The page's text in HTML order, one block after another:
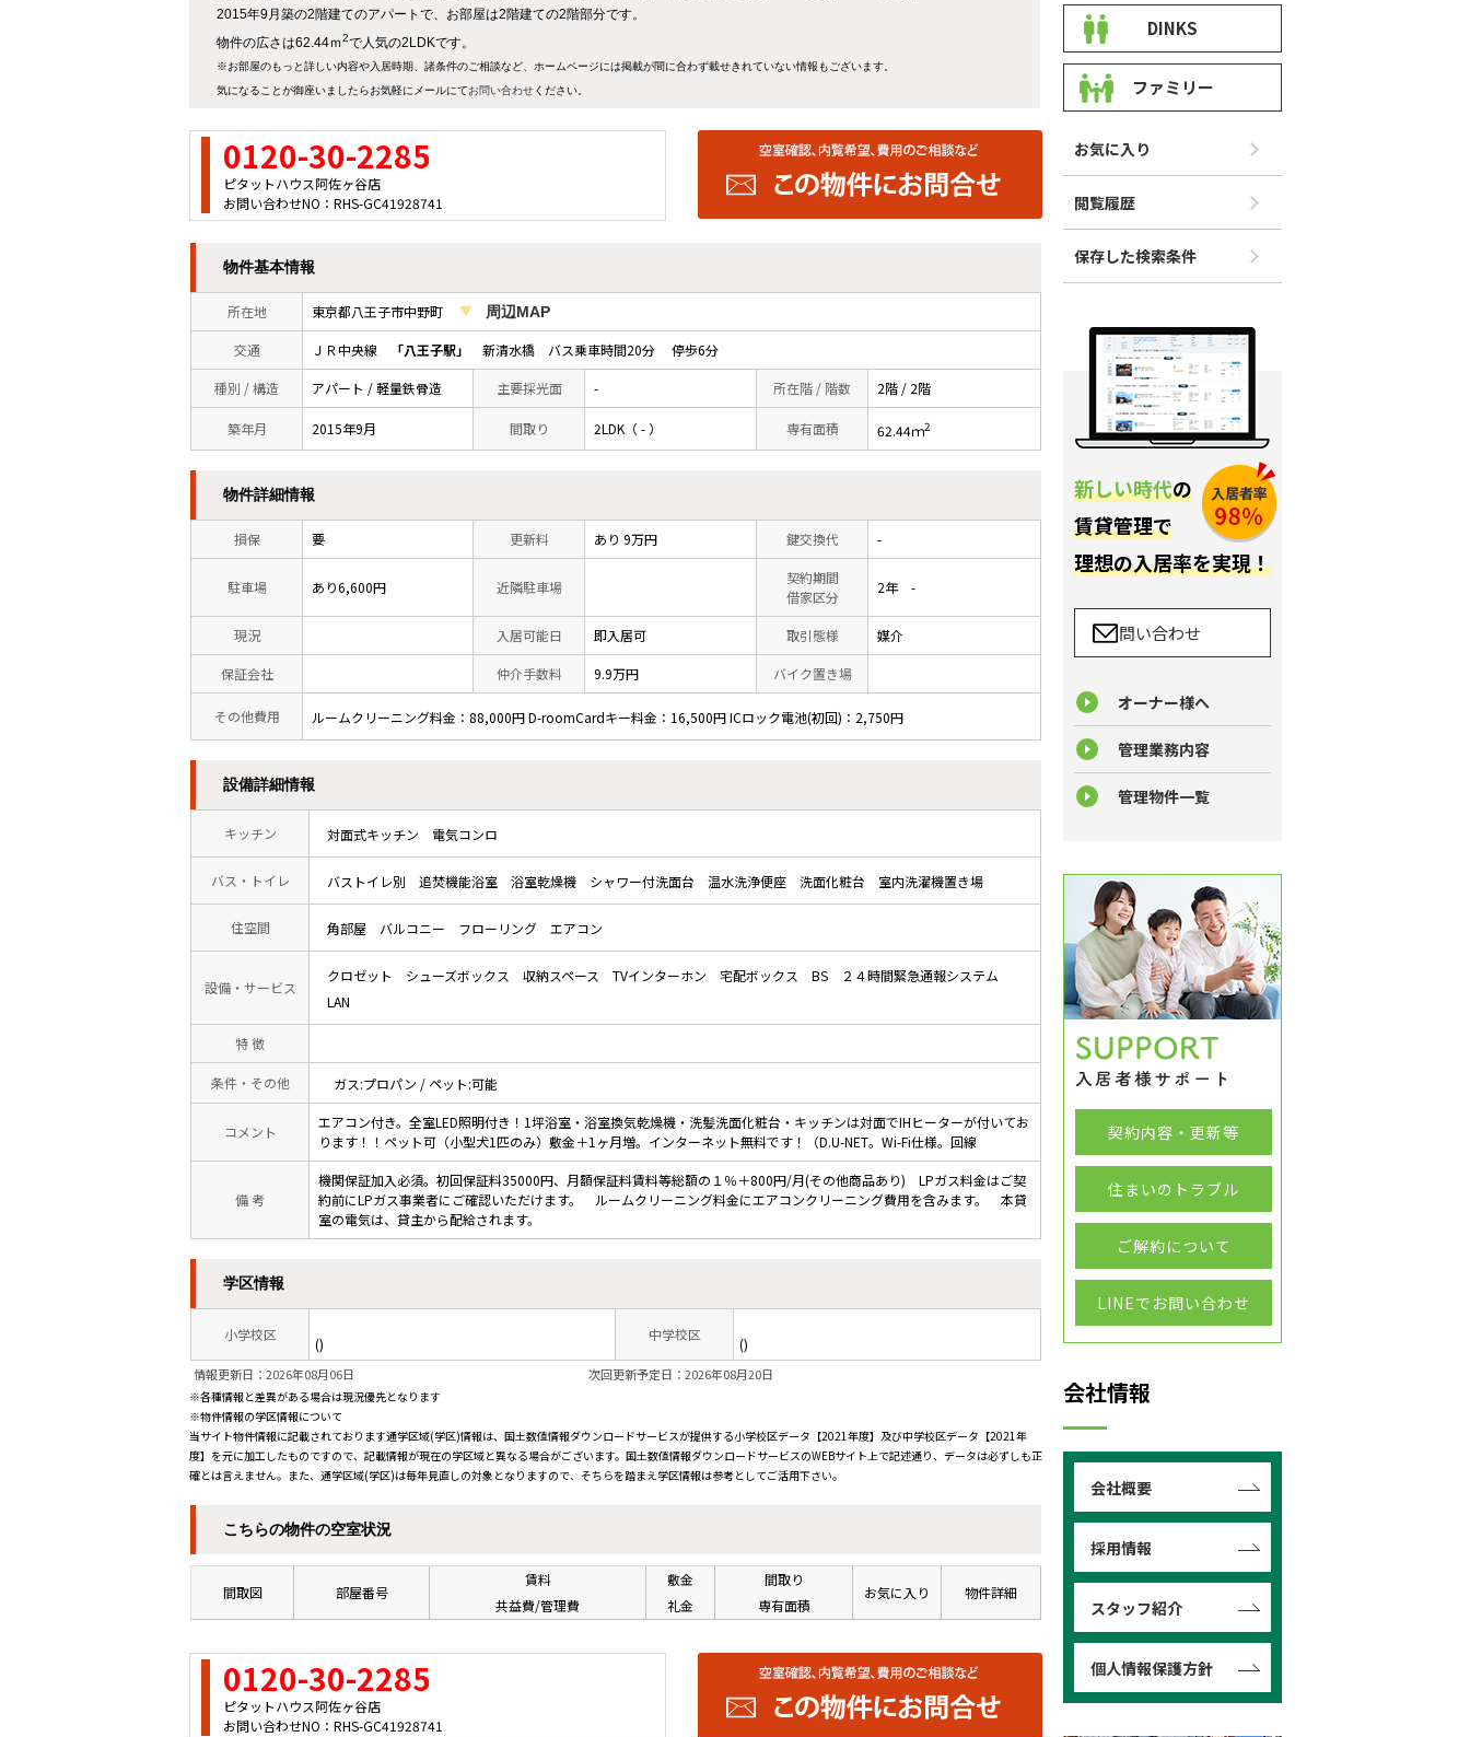
2015年9月築の2階建てのアパートで、お部屋は2階建ての2階部分です。
物件の広さは62.44ｍ2で人気の2LDKです。
※お部屋のもっと詳しい内容や入居時期、諸条件のご相談など、ホームページには掲載が間に合わず載せきれていない情報もございます。
気になることが御座いましたらお気軽にメールにてお問い合わせください。
0120-30-2285
ピタットハウス阿佐ヶ谷店
お問い合わせNO：RHS-GC41928741
物件基本情報
所在地 東京都八王子市中野町 周辺MAP
交通 ＪＲ中央線 「八王子駅」 新清水橋 バス乗車時間20分 停歩6分
種別 / 構造 アパート / 軽量鉄骨造 主要採光面 - 所在階 / 階数 2階 / 2階
築年月 2015年9月 間取り 2LDK（ - ） 専有面積 62.44ｍ2
物件詳細情報
損保 要 更新料 あり 9万円 鍵交換代 -
駐車場 あり6,600円 近隣駐車場
契約期間
借家区分
2年 -
現況 入居可能日 即入居可 取引態様 媒介
保証会社 仲介手数料 9.9万円 バイク置き場
その他費用 ルームクリーニング料金：88,000円 D-roomCardキー料金：16,500円 ICロック電池(初回)：2,750円
設備詳細情報
キッチン 対面式キッチン 電気コンロ
バス・トイレ バストイレ別 追焚機能浴室 浴室乾燥機 シャワー付洗面台 温水洗浄便座 洗面化粧台 室内洗濯機置き場
住空間 角部屋 バルコニー フローリング エアコン
設備・サービス
クロゼット シューズボックス 収納スペース TVインターホン 宅配ボックス BS
２４時間緊急通報システム
LAN
特 徴
条件・その他 ガス:プロパン / ペット:可能
コメント
エアコン付き。全室LED照明付き！1坪浴室・浴室換気乾燥機・洗髪洗面化粧台・キッチンは対面でIHヒーターが付いてお
ります！！ペット可（小型犬1匹のみ）敷金＋1ヶ月増。インターネット無料です！（D.U-NET。Wi-Fi仕様。回線
備 考
機関保証加入必須。初回保証料35000円、月額保証料賃料等総額の１％＋800円/月(その他商品あり) LPガス料金はご契
約前にLPガス事業者にご確認いただけます。 ルームクリーニング料金にエアコンクリーニング費用を含みます。 本貸
室の電気は、貸主から配給されます。
学区情報
小学校区
()
中学校区
()
情報更新日：2026年08月06日 次回更新予定日：2026年08月20日
※各種情報と差異がある場合は現況優先となります
※物件情報の学区情報について
当サイト物件情報に記載されております通学区域(学区)情報は、国土数値情報ダウンロードサービスが提供する小学校区データ【2021年度】及び中学校区データ【2021年
度】を元に加工したものですので、記載情報が現在の学区域と異なる場合がございます。国土数値情報ダウンロードサービスのWEBサイト上で記述通り、データは必ずしも正
確とは言えません。また、通学区域(学区)は毎年見直しの対象となりますので、そちらを踏まえ学区情報は参考としてご活用下さい。
こちらの物件の空室状況
間取図 部屋番号
賃料
共益費/管理費
敷金
礼金
間取り
専有面積
お気に入り 物件詳細
0120-30-2285
ピタットハウス阿佐ヶ谷店
お問い合わせNO：RHS-GC41928741
DINKS
ファミリー
お気に入り
閲覧履歴
保存した検索条件
新しい時代の
賃貸管理で
理想の入居率を実現！
問い合わせ
オーナー様へ
管理業務内容
管理物件一覧
契約内容・更新等
住まいのトラブル
ご解約について
LINEでお問い合わせ
会社情報
会社概要
採用情報
スタッフ紹介
個人情報保護方針